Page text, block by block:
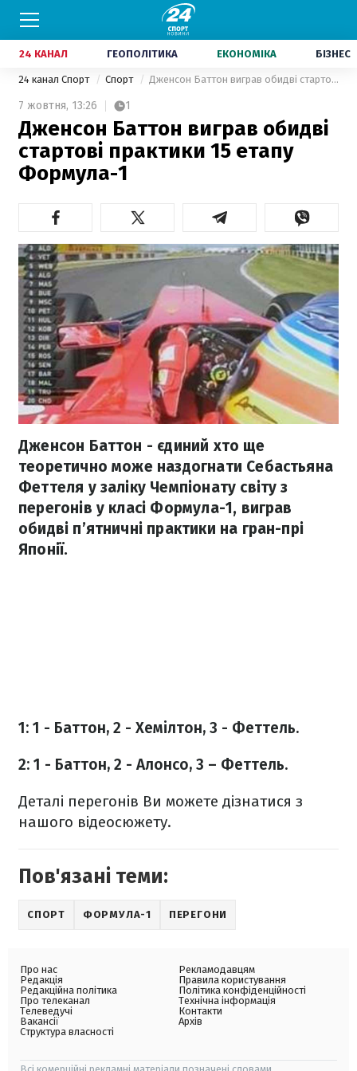
24 КАНАЛ ГЕОПОЛІТИКА ЕКОНОМІКА БІЗНЕС
24 канал Спорт Спорт Дженсон Баттон виграв обидві стартові практики 15 етапу Формула-1
7 жовтня, 13:26 1
Дженсон Баттон виграв обидві
стартові практики 15 етапу
Формула-1
Дженсон Баттон - єдиний хто ще
теоретично може наздогнати Себастьяна
Феттеля у заліку Чемпіонату світу з
перегонів у класі Формула-1, виграв
обидві п’ятничні практики на гран-прі
Японії.
1: 1 - Баттон, 2 - Хемілтон, 3 - Феттель.
2: 1 - Баттон, 2 - Алонсо, 3 – Феттель.
Деталі перегонів Ви можете дізнатися з
нашого відеосюжету.
Пов'язані теми:
СПОРТ ФОРМУЛА-1 ПЕРЕГОНИ
Про нас
Редакція
Редакційна політика
Про телеканал
Телеведучі
Вакансії
Структура власності
Рекламодавцям
Правила користування
Політика конфіденційності
Технічна інформація
Контакти
Архів